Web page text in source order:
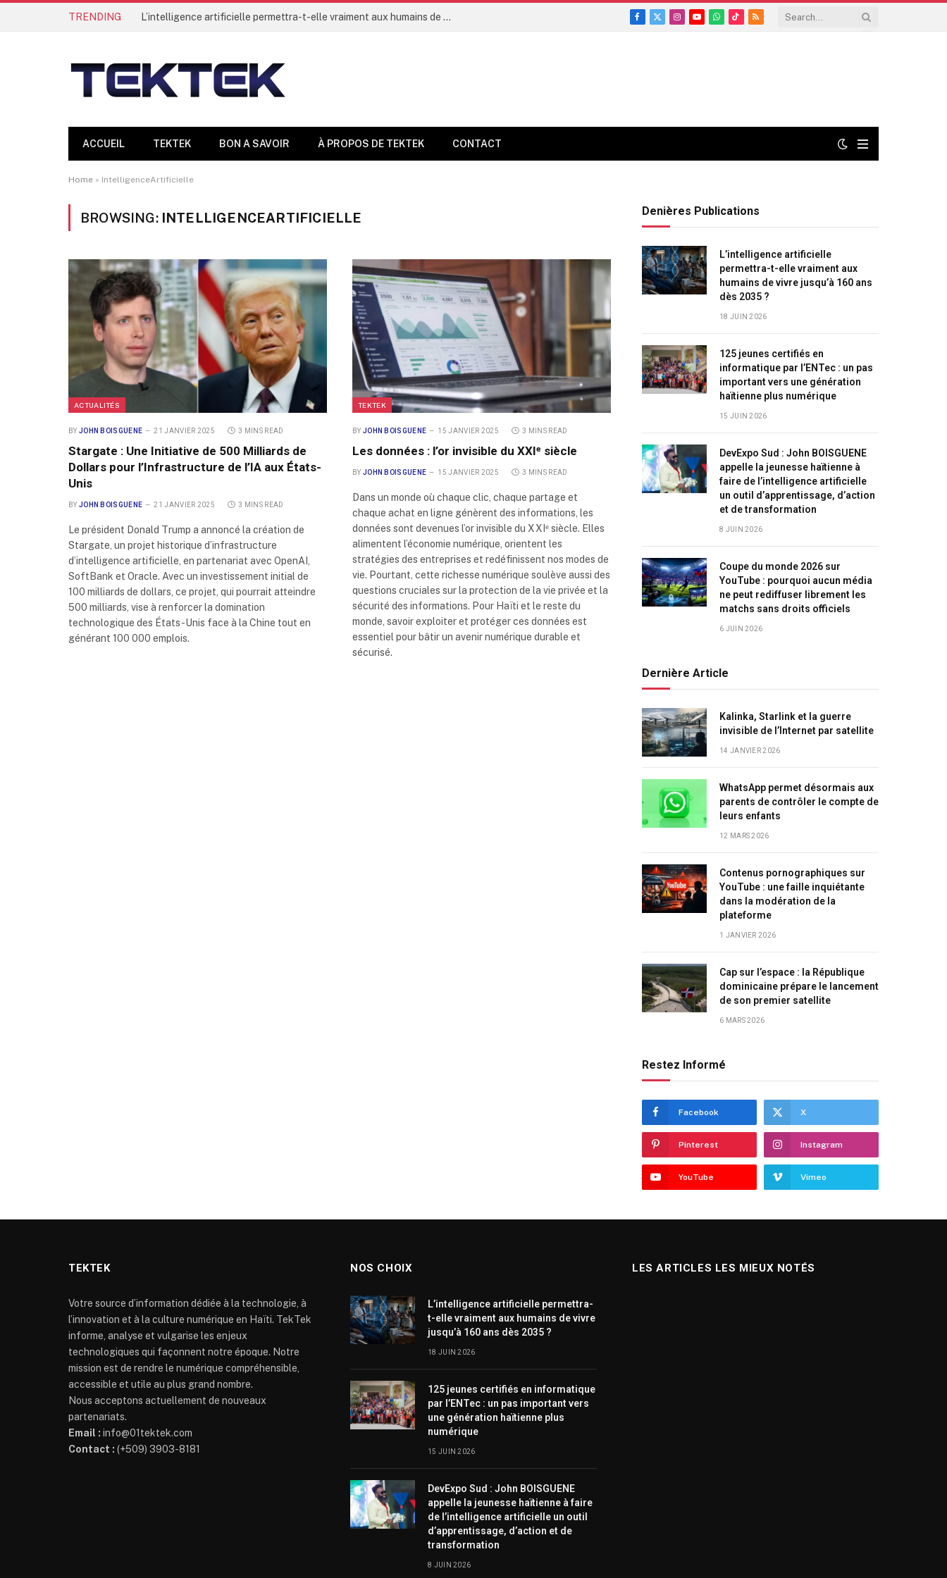
TRENDING L’intelligence artificielle permettra-t-elle vraiment aux humains de vivre jusqu’à 160 ans dès 2035 ?
Facebook
X
Instagram
YouTubeWhatsApp
TikTok
RSS
ACCUEIL TEKTEK BON A SAVOIR À PROPOS DE TEKTEK CONTACT
Home » IntelligenceArtificielle
BROWSING: INTELLIGENCEARTIFICIELLE
ACTUALITÉS
BY JOHN BOISGUENE 21 JANVIER 2025 3 MINS READ
Stargate : Une Initiative de 500 Milliards de
Dollars pour l’Infrastructure de l’IA aux États-
Unis
BY JOHN BOISGUENE 21 JANVIER 2025 3 MINS READ
Le président Donald Trump a annoncé la création de
Stargate, un projet historique d’infrastructure
d’intelligence artificielle, en partenariat avec OpenAI,
SoftBank et Oracle. Avec un investissement initial de
100 milliards de dollars, ce projet, qui pourrait atteindre
500 milliards, vise à renforcer la domination
technologique des États-Unis face à la Chine tout en
générant 100 000 emplois.
TEKTEK
BY JOHN BOISGUENE 15 JANVIER 2025 3 MINS READ
Les données : l’or invisible du XXIᵉ siècle
BY JOHN BOISGUENE 15 JANVIER 2025 3 MINS READ
Dans un monde où chaque clic, chaque partage et
chaque achat en ligne génèrent des informations, les
données sont devenues l’or invisible du XXIᵉ siècle. Elles
alimentent l’économie numérique, orientent les
stratégies des entreprises et redéfinissent nos modes de
vie. Pourtant, cette richesse numérique soulève aussi des
questions cruciales sur la protection de la vie privée et la
sécurité des informations. Pour Haïti et le reste du
monde, savoir exploiter et protéger ces données est
essentiel pour bâtir un avenir numérique durable et
sécurisé.
Denières Publications
L’intelligence artificielle
permettra-t-elle vraiment aux
humains de vivre jusqu’à 160 ans
dès 2035 ?
18 JUIN 2026
125 jeunes certifiés en
informatique par l’ENTec : un pas
important vers une génération
haïtienne plus numérique
15 JUIN 2026
DevExpo Sud : John BOISGUENE
appelle la jeunesse haïtienne à
faire de l’intelligence artificielle
un outil d’apprentissage, d’action
et de transformation
8 JUIN 2026
Coupe du monde 2026 sur
YouTube : pourquoi aucun média
ne peut rediffuser librement les
matchs sans droits officiels
6 JUIN 2026
Dernière Article
Kalinka, Starlink et la guerre
invisible de l’Internet par satellite
14 JANVIER 2026
WhatsApp permet désormais aux
parents de contrôler le compte de
leurs enfants
12 MARS 2026
Contenus pornographiques sur
YouTube : une faille inquiétante
dans la modération de la
plateforme
1 JANVIER 2026
Cap sur l’espace : la République
dominicaine prépare le lancement
de son premier satellite
6 MARS 2026
Restez Informé
Facebook X
Pinterest Instagram
YouTube Vimeo
TEKTEK
Votre source d’information dédiée à la technologie, à
l’innovation et à la culture numérique en Haïti. TekTek
informe, analyse et vulgarise les enjeux
technologiques qui façonnent notre époque. Notre
mission est de rendre le numérique compréhensible,
accessible et utile au plus grand nombre.
Nous acceptons actuellement de nouveaux
partenariats.
Email : info@01tektek.com
Contact : (+509) 3903-8181
NOS CHOIX
L’intelligence artificielle permettra-
t-elle vraiment aux humains de vivre
jusqu’à 160 ans dès 2035 ?
18 JUIN 2026
125 jeunes certifiés en informatique
par l’ENTec : un pas important vers
une génération haïtienne plus
numérique
15 JUIN 2026
DevExpo Sud : John BOISGUENE
appelle la jeunesse haïtienne à faire
de l’intelligence artificielle un outil
d’apprentissage, d’action et de
transformation
8 JUIN 2026
LES ARTICLES LES MIEUX NOTÉS